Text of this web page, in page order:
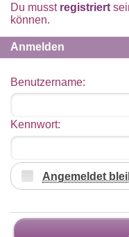
Du musst registriert
können.
Anmelden
Benutzername:
Kennwort:
Angemeldet